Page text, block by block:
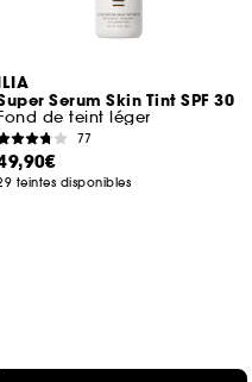
Serum Skin Tint SPF 30
de teint léger
77
teintes disponibles